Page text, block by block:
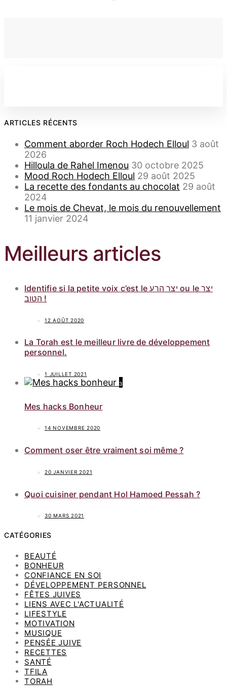
ARTICLES RÉCENTS
Comment aborder Roch Hodech Elloul 3 août
2026
Hilloula de Rahel Imenou 30 octobre 2025
Mood Roch Hodech Elloul 29 août 2025
La recette des fondants au chocolat 29 août
2024
Le mois de Chevat, le mois du renouvellement
11 janvier 2024
Meilleurs articles
Identifie si la petite voix c’est le יצר הרע ou le יצר
הטוב !
12 AOÛT 2020
La Torah est le meilleur livre de développement
personnel.
1 JUILLET 2021
3
Mes hacks Bonheur
14 NOVEMBRE 2020
Comment oser être vraiment soi même ?
20 JANVIER 2021
Quoi cuisiner pendant Hol Hamoed Pessah ?
30 MARS 2021
CATÉGORIES
BEAUTÉ
BONHEUR
CONFIANCE EN SOI
DÉVELOPPEMENT PERSONNEL
FÊTES JUIVES
LIENS AVEC L'ACTUALITÉ
LIFESTYLE
MOTIVATION
MUSIQUE
PENSÉE JUIVE
RECETTES
SANTÉ
TFILA
TORAH